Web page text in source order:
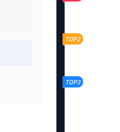
TOP2
TOP3